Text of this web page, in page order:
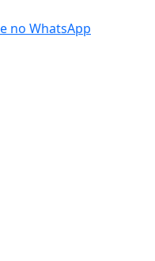
no WhatsApp